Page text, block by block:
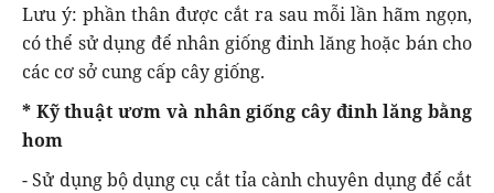
Lưu ý: phần thân được cắt ra sau mỗi lần hãm ngọn,
có thể sử dụng để nhân giống đinh lăng hoặc bán cho
các cơ sở cung cấp cây giống.
* Kỹ thuật ươm và nhân giống cây đinh lăng bằng
hom
- Sử dụng bộ dụng cụ cắt tỉa cành chuyên dụng để cắt